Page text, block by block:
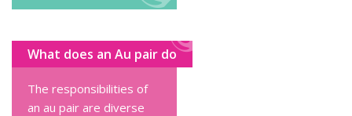
What does an Au pair do
The responsibilities of
an au pair are diverse